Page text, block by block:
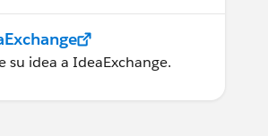
su idea a IdeaExchange.